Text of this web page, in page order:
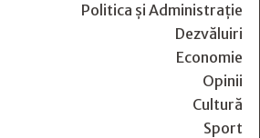
Politica și Administrație
Dezvăluiri
Economie
Opinii
Cultură
Sport